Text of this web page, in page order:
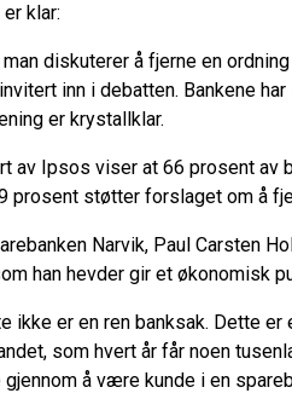
klar:
diskuterer å fjerne en
inn i debatten. Bankene
er krystallklar.
av Ipsos viser at 66 prosent av
prosent støtter forslaget om å
Narvik, Paul Carsten
han hevder gir et økonomisk
ikke er en ren banksak. Dette
som hvert år får noen
å være kunde i en